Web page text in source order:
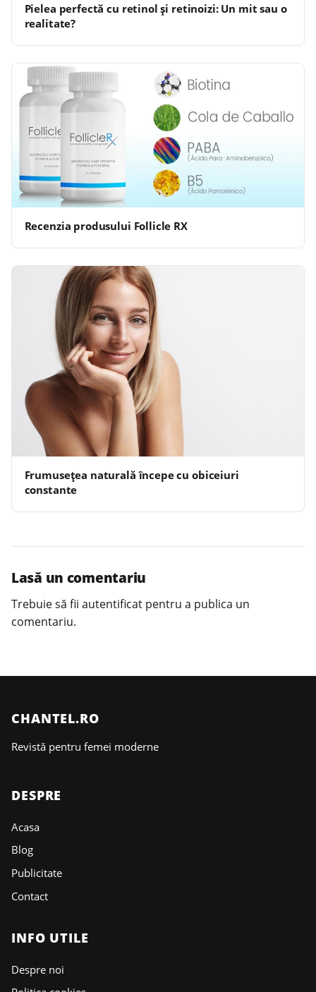
Pielea perfectă cu retinol și retinoizi: Un mit sau o
realitate?
Recenzia produsului Follicle RX
Frumusețea naturală începe cu obiceiuri
constante
Lasă un comentariu
Trebuie să fii autentificat pentru a publica un
comentariu.
CHANTEL.RO
Revistă pentru femei moderne
DESPRE
Acasa
Blog
Publicitate
Contact
INFO UTILE
Despre noi